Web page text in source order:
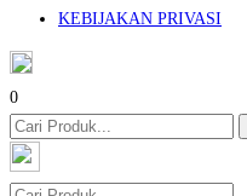
KEBIJAKAN PRIVASI
0